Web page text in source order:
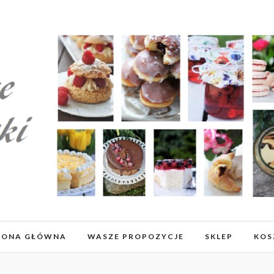
GŁÓWNA WASZE PROPOZYCJE SKLEP